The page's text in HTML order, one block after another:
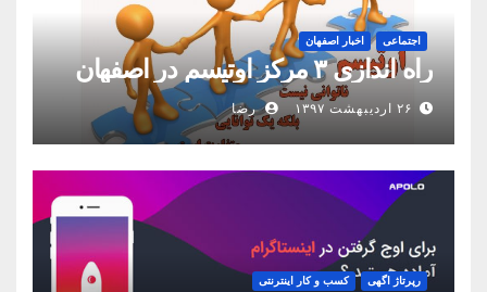
اجتماعی اخبار اصفهان
راه اندازی ۳ مرکز اوتیسم در اصفهان
۲۶ اردیبهشت ۱۳۹۷ رضا
رپرتاژ اگهی کسب و کار اینترنتی